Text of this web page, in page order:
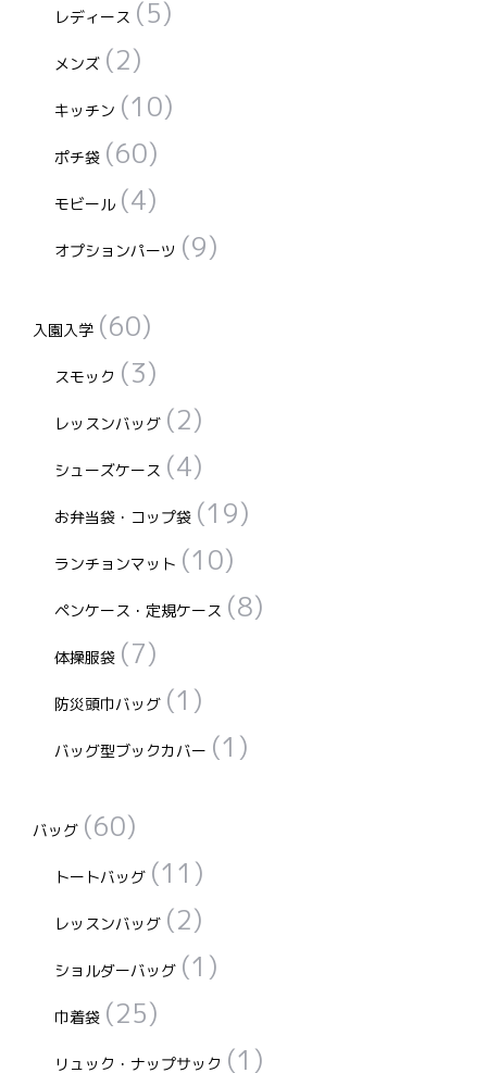
レディース (5)
メンズ (2)
キッチン (10)
ポチ袋 (60)
モビール (4)
オプションパーツ (9)
入園入学 (60)
スモック (3)
レッスンバッグ (2)
シューズケース (4)
お弁当袋・コップ袋 (19)
ランチョンマット (10)
ペンケース・定規ケース (8)
体操服袋 (7)
防災頭巾バッグ (1)
バッグ型ブックカバー (1)
バッグ (60)
トートバッグ (11)
レッスンバッグ (2)
ショルダーバッグ (1)
巾着袋 (25)
リュック・ナップサック (1)